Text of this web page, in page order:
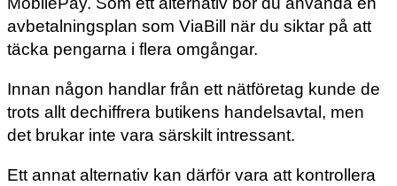
avbetalningsplan som ViaBill när du siktar på att
täcka pengarna i flera omgångar.
Innan någon handlar från ett nätföretag kunde de
trots allt dechiffrera butikens handelsavtal, men
det brukar inte vara särskilt intressant.
Ett annat alternativ kan därför vara att kontrollera